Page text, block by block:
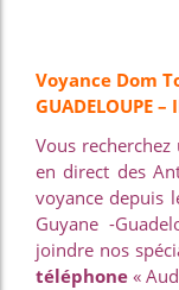
Voyance Dom
GUADELOUPE –
Vous
en direct des
voyance depuis
Guyane -
joindre nos
téléphone «